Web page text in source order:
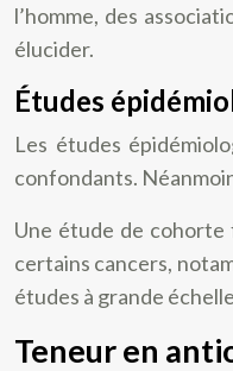
l’homme, des
élucider.
Études
Les études
confondants.
Une étude de cohorte
certains cancers,
études à grande
Teneur en